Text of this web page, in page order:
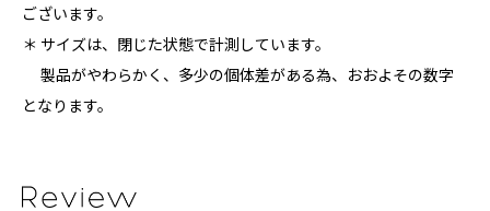
ございます。
＊ サイズは、閉じた状態で計測しています。
製品がやわらかく、多少の個体差がある為、おおよその数字
となります。